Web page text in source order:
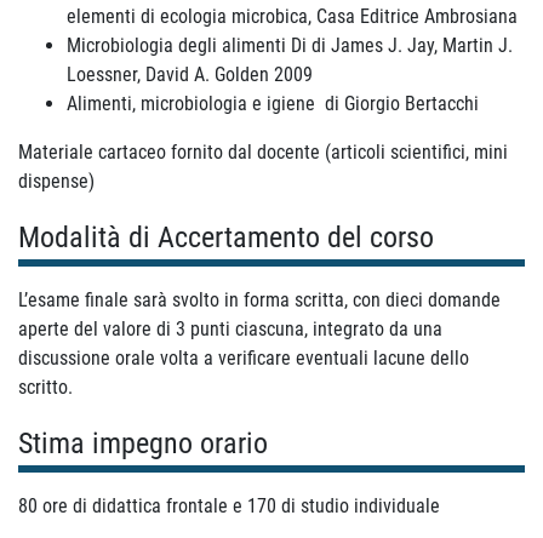
elementi di ecologia microbica, Casa Editrice Ambrosiana
Microbiologia degli alimenti Di di James J. Jay, Martin J.
Loessner, David A. Golden 2009
Alimenti, microbiologia e igiene di Giorgio Bertacchi
Materiale cartaceo fornito dal docente (articoli scientifici, mini
dispense)
Modalità di Accertamento del corso
L’esame finale sarà svolto in forma scritta, con dieci domande
aperte del valore di 3 punti ciascuna, integrato da una
discussione orale volta a verificare eventuali lacune dello
scritto.
Stima impegno orario
80 ore di didattica frontale e 170 di studio individuale